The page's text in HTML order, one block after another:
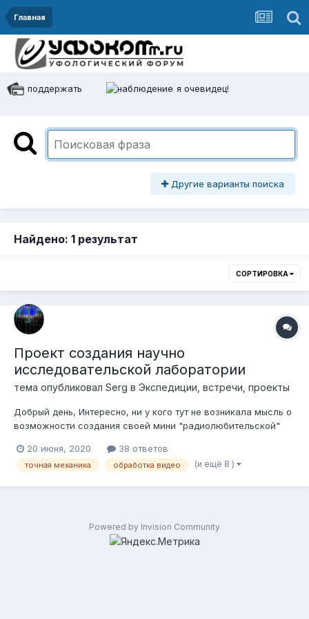
Главная
поддержать я очевидец!
Другие варианты поиска
Найдено: 1 результат
СОРТИРОВКА
Проект создания научно
исследовательской лаборатории
тема опубликовал Serg в Экспедиции, встречи, проекты
Добрый день, Интересно, ни у кого тут не возникала мысль о
возможности создания своей мини "радиолюбительской"
на свои средства покупают участок земли и делают на ней
что то похожее полноценную ЛАБу из тех, что мы видим на
20 июня, 2020 38 ответов
точная механика обработка видео (и ещё 8 )
Powered by Invision Community